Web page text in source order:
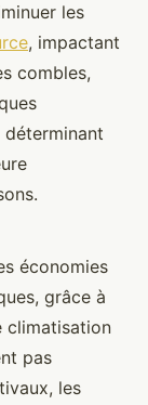
les
, impactant
combles,
économies
grâce à
climatisation
pas
les